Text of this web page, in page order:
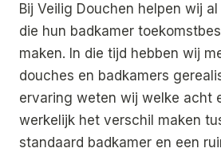
Bij Veilig Douchen helpen wij
die hun badkamer
maken. In die tijd hebben wij
douches en badkamers
ervaring weten wij welke acht
werkelijk het verschil maken
standaard badkamer en een